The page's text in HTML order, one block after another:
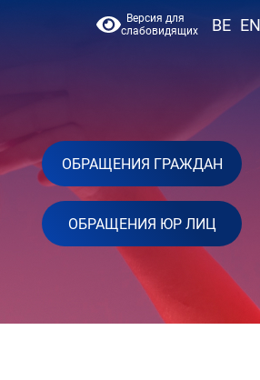
Версия для
слабовидящих
BE EN
ОБРАЩЕНИЯ ГРАЖДАН
ОБРАЩЕНИЯ ЮР ЛИЦ